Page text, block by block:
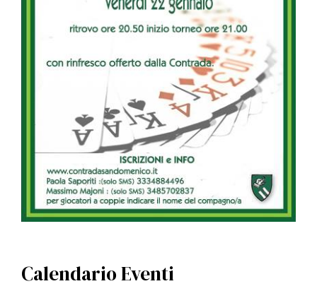
Calendario Eventi